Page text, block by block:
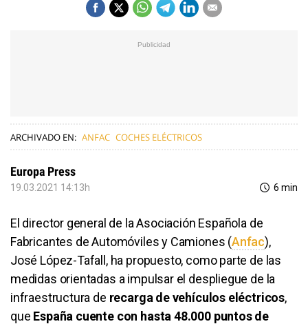
ARCHIVADO EN: ANFAC COCHES ELÉCTRICOS
Europa Press
19.03.2021 14:13h 6 min
El director general de la Asociación Española de
Fabricantes de Automóviles y Camiones (Anfac),
José López-Tafall, ha propuesto, como parte de las
medidas orientadas a impulsar el despliegue de la
infraestructura de recarga de vehículos eléctricos,
que España cuente con hasta 48.000 puntos de